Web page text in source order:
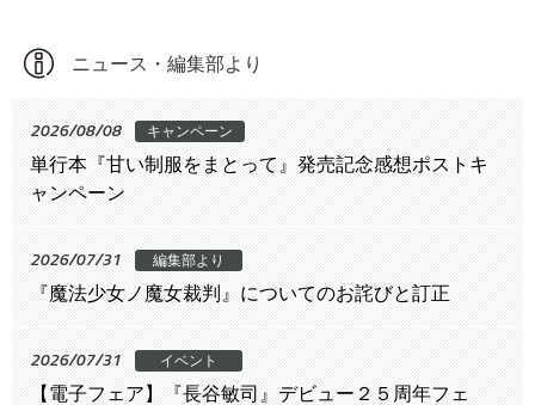
ニュース・編集部より
2026/08/08 キャンペーン
単行本『甘い制服をまとって』発売記念感想ポストキ
ャンペーン
2026/07/31 編集部より
『魔法少女ノ魔女裁判』についてのお詫びと訂正
2026/07/31 イベント
【電子フェア】『長谷敏司』デビュー２５周年フェ